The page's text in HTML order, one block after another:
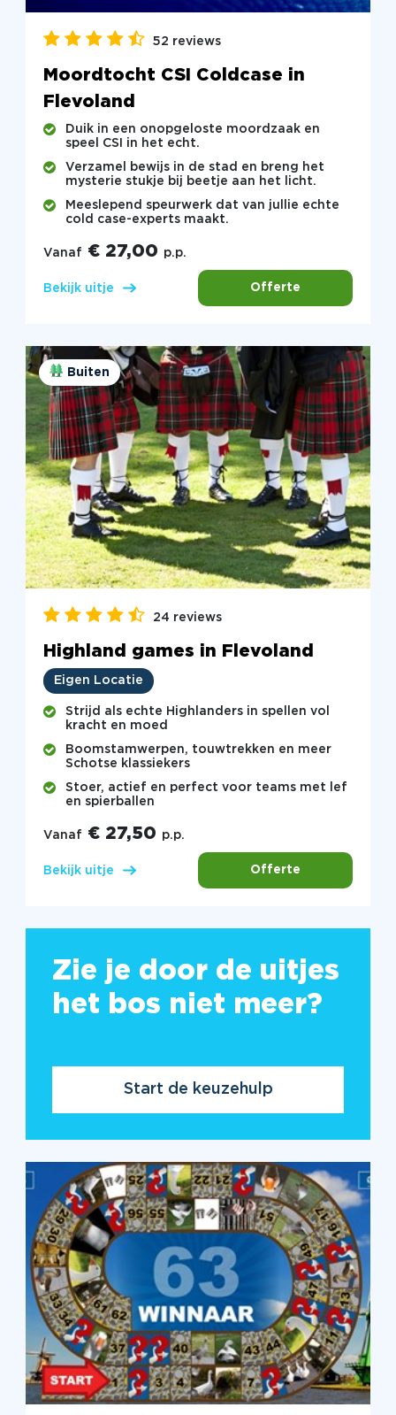
52 reviews
Moordtocht CSI Coldcase in
Flevoland
Duik in een onopgeloste moordzaak en
speel CSI in het echt.
Verzamel bewijs in de stad en breng het
mysterie stukje bij beetje aan het licht.
Meeslepend speurwerk dat van jullie echte
cold case-experts maakt.
Vanaf € 27,00 p.p.
Bekijk uitje Offerte
Buiten
24 reviews
Highland games in Flevoland
Eigen Locatie
Strijd als echte Highlanders in spellen vol
kracht en moed
Boomstamwerpen, touwtrekken en meer
Schotse klassiekers
Stoer, actief en perfect voor teams met lef
en spierballen
Vanaf € 27,50 p.p.
Bekijk uitje Offerte
Zie je door de uitjes
het bos niet meer?
Start de keuzehulp